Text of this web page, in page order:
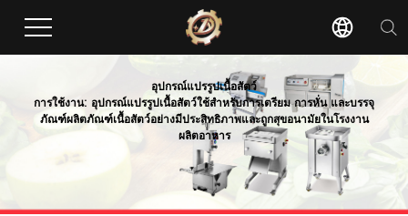
อุปกรณ์แปรรูปเนื้อสัตว์
การใช้งาน: อุปกรณ์แปรรูปเนื้อสัตว์ใช้สำหรับการเตรียม การหั่น และบรรจุ
ภัณฑ์ผลิตภัณฑ์เนื้อสัตว์อย่างมีประสิทธิภาพและถูกสุขอนามัยในโรงงาน
ผลิตอาหาร